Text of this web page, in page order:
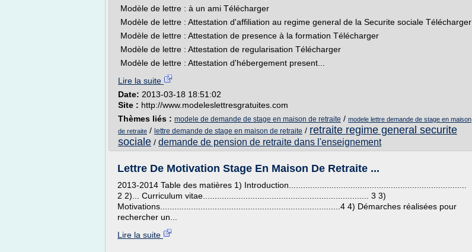
Modèle de lettre : à un ami Télécharger
Modèle de lettre : Attestation d'affiliation au regime general de la Securite sociale Télécharger
Modèle de lettre : Attestation de presence à la formation Télécharger
Modèle de lettre : Attestation de regularisation Télécharger
Modèle de lettre : Attestation d'hébergement present...
Lire la suite
Date: 2013-03-18 18:51:02
Site : http://www.modeleslettresgratuites.com
Thèmes liés : modele de demande de stage en maison de retraite / modele lettre demande de stage en maison
de retraite / lettre demande de stage en maison de retraite / retraite regime general securite
sociale / demande de pension de retraite dans l'enseignement
Lettre De Motivation Stage En Maison De Retraite ...
2013-2014 Table des matières 1) Introduction...........................................................................
2 2)... Curriculum vitae...................................................................... 3 3)
Motivations............................................................................4 4) Démarches réalisées pour
rechercher un...
Lire la suite